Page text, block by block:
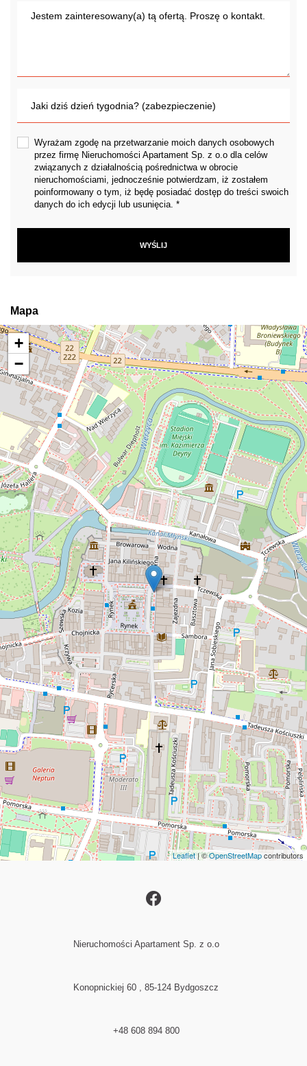
Wyrażam zgodę na przetwarzanie moich danych osobowych
przez firmę Nieruchomości Apartament Sp. z o.o dla celów
związanych z działalnością pośrednictwa w obrocie
nieruchomościami, jednocześnie potwierdzam, iż zostałem
poinformowany o tym, iż będę posiadać dostęp do treści swoich
danych do ich edycji lub usunięcia. *
Mapa
+
−
Leaflet| ©OpenStreetMapcontributors
Nieruchomości Apartament Sp. z o.o
Konopnickiej 60 , 85-124 Bydgoszcz
+48 608 894 800